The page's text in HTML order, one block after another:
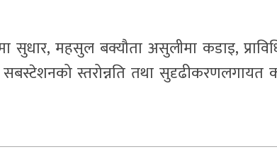
सुधार, महसुल बक्यौता असुलीमा कडाइ,
स्तरोन्नति तथा सुदृढीकरणलगायत